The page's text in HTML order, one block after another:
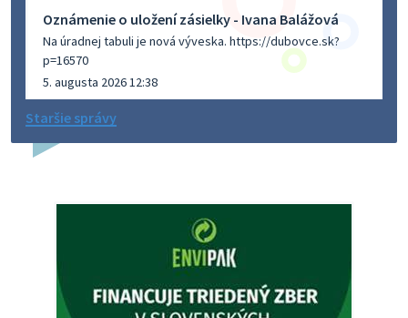
Oznámenie o uložení zásielky - Ivana Balážová
Na úradnej tabuli je nová výveska. https://dubovce.sk?
p=16570
5. augusta 2026 12:38
Dovolenka - MUDr. Marián Sivoň
budeZATVORENÁ z dôvodu čerpania dovolenky. Akútne
prípady bude riešiť MUDr.Fisch…
Zajtrajší zvoz odpadu
Staršie správy